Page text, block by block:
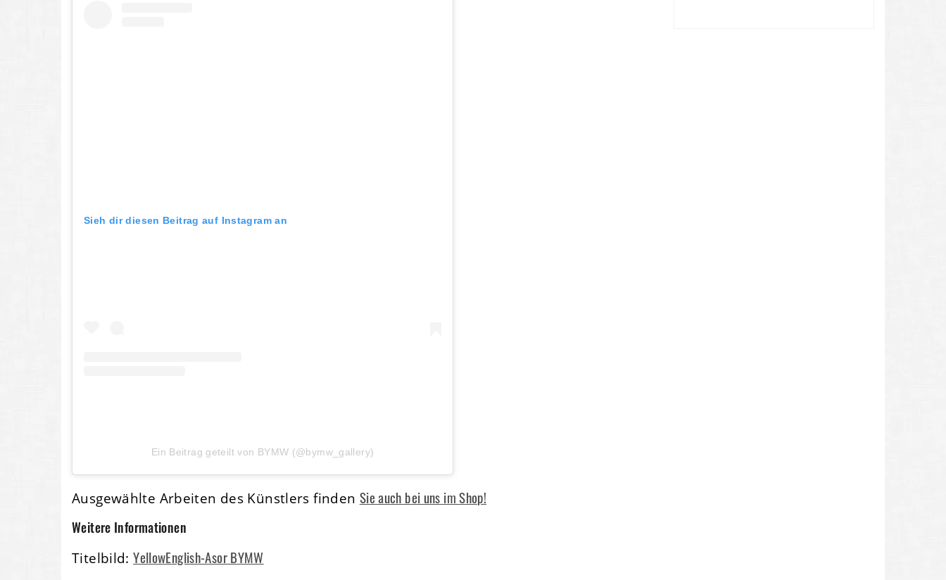
Sieh dir diesen Beitrag auf Instagram an
Ein Beitrag geteilt von BYMW (@bymw_gallery)
Ausgewählte Arbeiten des Künstlers finden Sie auch bei uns im Shop!
Weitere Informationen
Titelbild:YellowEnglish-Asor BYMW